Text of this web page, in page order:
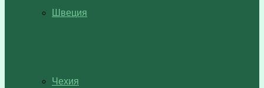
Швеция
Чехия